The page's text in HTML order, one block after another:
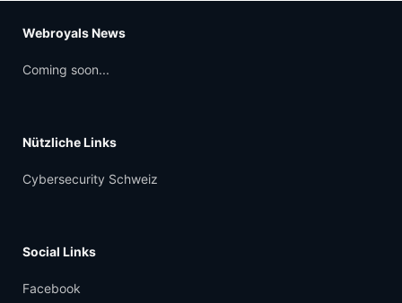
Webroyals News
Coming soon...
Nützliche Links
Cybersecurity Schweiz
Social Links
Facebook